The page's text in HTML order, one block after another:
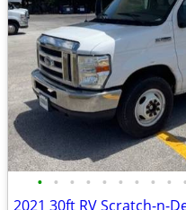
• • • • • • • • • •
2021 30ft RV Scratch-n-